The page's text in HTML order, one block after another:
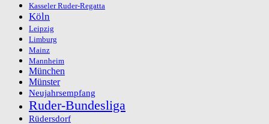
Kasseler Ruder-Regatta
Köln
Leipzig
Limburg
Mainz
Mannheim
München
Münster
Neujahrsempfang
Ruder-Bundesliga
Rüdersdorf